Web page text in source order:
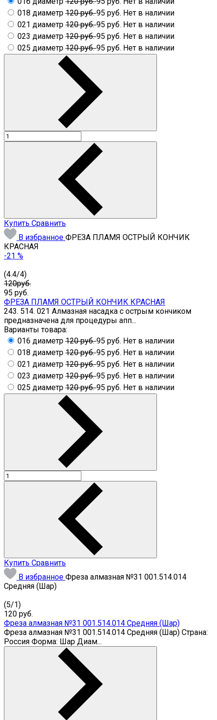
018 диаметр 120 руб.95 руб. Нет в наличии
021 диаметр 120 руб.95 руб. Нет в наличии
023 диаметр 120 руб.95 руб. Нет в наличии
025 диаметр 120 руб.95 руб. Нет в наличии
Купить Сравнить
В избранное ФРЕЗА ПЛАМЯ ОСТРЫЙ КОНЧИК
КРАСНАЯ
-21 %
(4.4/4)
120руб.
95 руб.
ФРЕЗА ПЛАМЯ ОСТРЫЙ КОНЧИК КРАСНАЯ
243. 514. 021 Алмазная насадка с острым кончиком
предназначена для процедуры апп...
Варианты товара:
016 диаметр 120 руб.95 руб. Нет в наличии
018 диаметр 120 руб.95 руб. Нет в наличии
021 диаметр 120 руб.95 руб. Нет в наличии
023 диаметр 120 руб.95 руб. Нет в наличии
025 диаметр 120 руб.95 руб. Нет в наличии
Купить Сравнить
В избранное Фреза алмазная №31 001.514.014
Средняя (Шар)
(5/1)
120 руб.
Фреза алмазная №31 001.514.014 Средняя (Шар)
Фреза алмазная №31 001.514.014 Средняя (Шар) Страна:
Россия Форма: Шар Диам...